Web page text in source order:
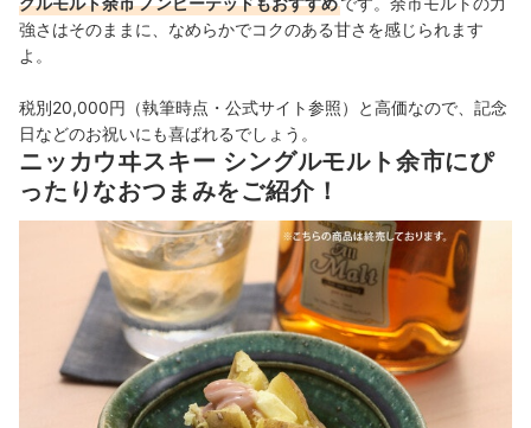
強さはそのままに、なめらかでコクのある甘さを感じられます
よ。
税別20,000円（執筆時点・公式サイト参照）と高価なので、記念
日などのお祝いにも喜ばれるでしょう。
ニッカウヰスキー シングルモルト余市にぴ
ったりなおつまみをご紹介！